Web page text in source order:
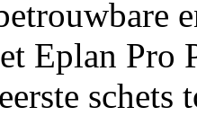
Eplan Pro
schets